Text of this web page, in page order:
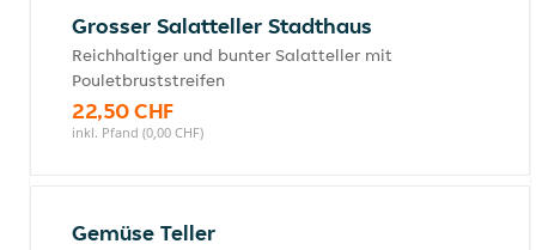
Grosser Salatteller Stadthaus
Reichhaltiger und bunter Salatteller mit
Pouletbruststreifen
22,50 CHF
inkl. Pfand (0,00 CHF)
Gemüse Teller